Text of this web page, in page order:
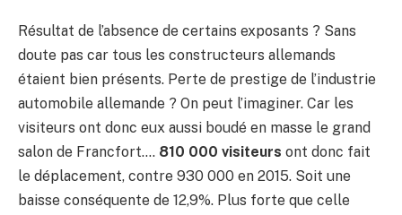
Résultat de l’absence de certains exposants ? Sans
doute pas car tous les constructeurs allemands
étaient bien présents. Perte de prestige de l’industrie
automobile allemande ? On peut l’imaginer. Car les
visiteurs ont donc eux aussi boudé en masse le grand
salon de Francfort…. 810 000 visiteurs ont donc fait
le déplacement, contre 930 000 en 2015. Soit une
baisse conséquente de 12,9%. Plus forte que celle